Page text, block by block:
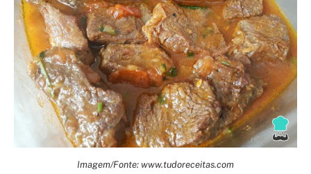
Imagem/Fonte: www.tudoreceitas.com